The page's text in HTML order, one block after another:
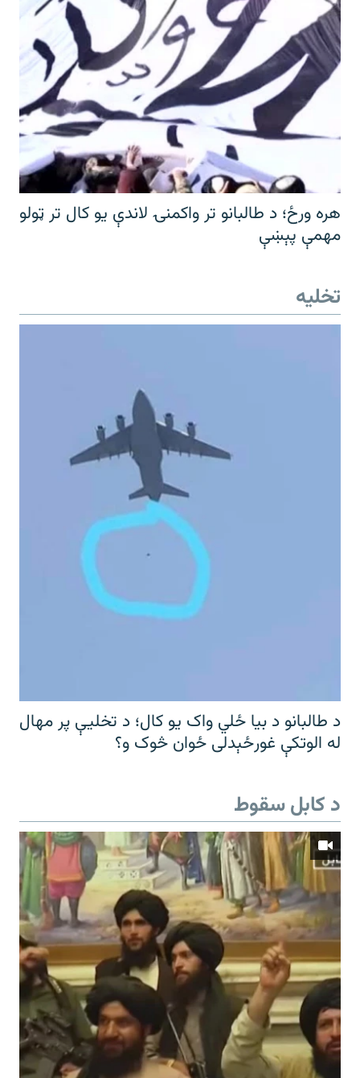
هره ورځ؛ د طالبانو تر واکمنۍ لاندې یو کال تر ټولو
مهمې پېښې
تخلیه
د طالبانو د بیا ځلي واک یو کال؛ د تخلیې پر مهال
له الوتکې غورځېدلی ځوان څوک و؟
د کابل سقوط